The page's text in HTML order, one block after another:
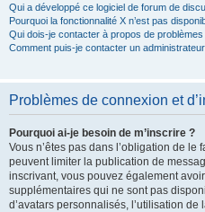
Qui a développé ce logiciel de forum de
Pourquoi la fonctionnalité X n’est pas
Qui dois-je contacter à propos de
Comment puis-je contacter un
Problèmes de connexion et
Pourquoi ai-je besoin de m’inscrire ?
Vous n’êtes pas dans l’obligation de
peuvent limiter la publication de
inscrivant, vous pouvez également
supplémentaires qui ne sont pas
d’avatars personnalisés, l’utilisation de